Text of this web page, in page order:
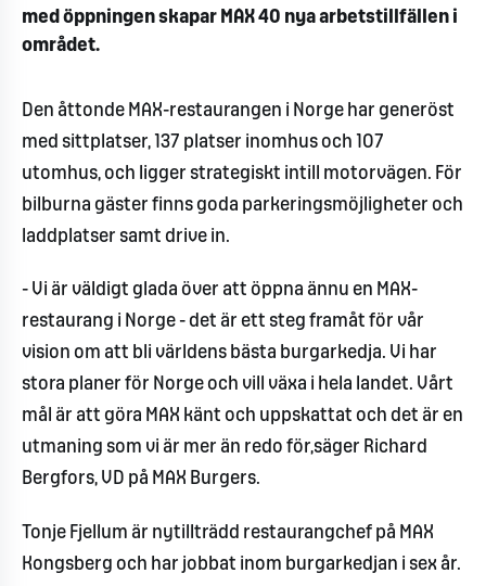
med öppningen skapar MAX 40 nya arbetstillfällen i
området.
Den åttonde MAX-restaurangen i Norge har generöst
med sittplatser, 137 platser inomhus och 107
utomhus, och ligger strategiskt intill motorvägen. För
bilburna gäster finns goda parkeringsmöjligheter och
laddplatser samt drive in.
- Vi är väldigt glada över att öppna ännu en MAX-
restaurang i Norge - det är ett steg framåt för vår
vision om att bli världens bästa burgarkedja. Vi har
stora planer för Norge och vill växa i hela landet. Vårt
mål är att göra MAX känt och uppskattat och det är en
utmaning som vi är mer än redo för,säger Richard
Bergfors, VD på MAX Burgers.
Tonje Fjellum är nytillträdd restaurangchef på MAX
Kongsberg och har jobbat inom burgarkedjan i sex år.